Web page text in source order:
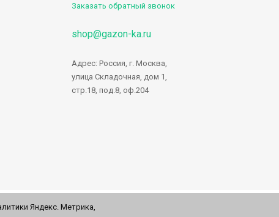
Заказать обратный звонок
shop@gazon-ka.ru
Адрес: Россия, г. Москва,
улица Складочная, дом 1,
стр.18, под.8, оф.204
Яндекс. Метрика,